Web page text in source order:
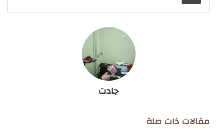
جادت
مقالات ذات صلة